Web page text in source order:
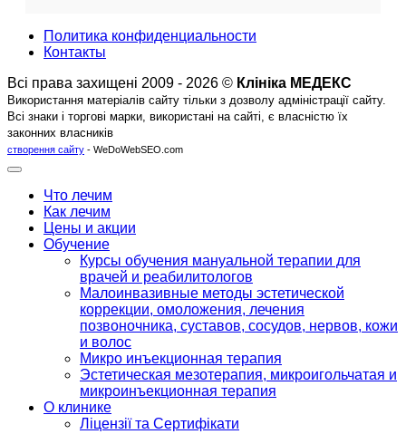
Политика конфиденциальности
Контакты
Всі права захищені 2009 - 2026 © Клініка МЕДЕКС
Використання матеріалів сайту тільки з дозволу адміністрації сайту.
Всі знаки і торгові марки, використані на сайті, є власністю їх
законних власників
створення сайту - WeDoWebSEO.com
Что лечим
Как лечим
Цены и акции
Обучение
Курсы обучения мануальной терапии для
врачей и реабилитологов
Малоинвазивные методы эстетической
коррекции, омоложения, лечения
позвоночника, суставов, сосудов, нервов, кожи
и волос
Микро инъекционная терапия
Эстетическая мезотерапия, микроигольчатая и
микроинъекционная терапия
О клинике
Ліцензії та Сертифікати